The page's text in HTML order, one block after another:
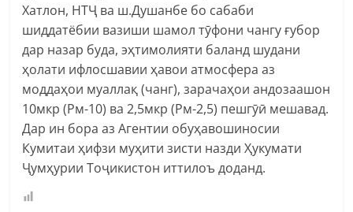
Хатлон, НТҶ ва ш.Душанбе бо сабаби
шиддатёбии вазиши шамол тӯфони чангу ғубор
дар назар буда, эҳтимолияти баланд шудани
ҳолати ифлосшавии ҳавои атмосфера аз
моддаҳои муаллақ (чанг), зарачаҳои андозаашон
10мкр (Рм-10) ва 2,5мкр (Рм-2,5) пешгӯӣ мешавад.
Дар ин бора аз Агентии обуҳавошиносии
Кумитаи ҳифзи муҳити зисти назди Ҳукумати
Ҷумҳурии Тоҷикистон иттилоъ доданд.